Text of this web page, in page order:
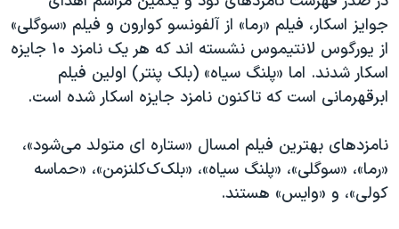
آرشیو پخش زنده
مجموعه مستندهای دادخواهی
تریبونال مردمی آبان ۹۸
دادگاه حمید نوری
قانون شفافیت دارائی کادر رهبری ایران
اعتراضات مردمی آبان ۹۸
جوایز اسکار، فیلم «رما» از آلفونسو کوارون و فیلم «سوگلی»
از یورگوس لانتیموس نشسته اند که هر یک نامزد ۱۰ جایزه
اسکار شدند. اما «پلنگ سیاه» (بلک پنتر) اولین فیلم
ابرقهرمانی است که تاکنون نامزد جایزه اسکار شده است.
نامزدهای بهترین فیلم امسال «ستاره ای متولد می‌شود»،
«رما»، «سوگلی»، «پلنگ سیاه»، «بلک‌ک‌کلنزمن»، «حماسه
کولی»، و «وایس» هستند.